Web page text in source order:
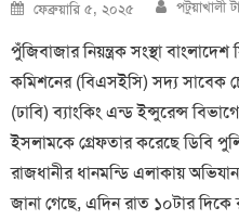
on
ফেব্রুয়ারি ৫, ২০২৫ পটুয়াখালী
পুঁজিবাজার নিয়ন্ত্রক সংস্থা
কমিশনের (বিএসইসি) সদ্য সাবেক
(ঢাবি) ব্যাংকিং এন্ড ইন্সুরেন্স
ইসলামকে গ্রেফতার করেছে ডিবি
রাজধানীর ধানমন্ডি এলাকায়
জানা গেছে, এদিন রাত ১০টার দিকে